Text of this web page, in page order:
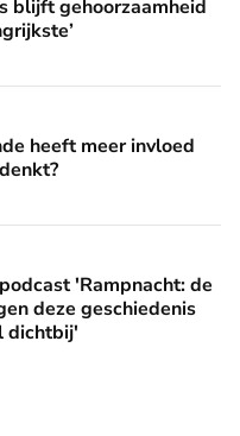
blijft gehoorzaamheid
invloed op je leven dan je
heeft meer invloed
de Titanic': 'We
'Rampnacht: de
deze geschiedenis
dichtbij'